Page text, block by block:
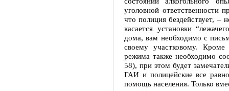
уголовной ответственности
что полиция бездействует, –
касается установки
дома, вам необходимо с
своему участковому.
режима также необходимо
58), при этом будет
ГАИ и полицейские все
помощь населения. Только